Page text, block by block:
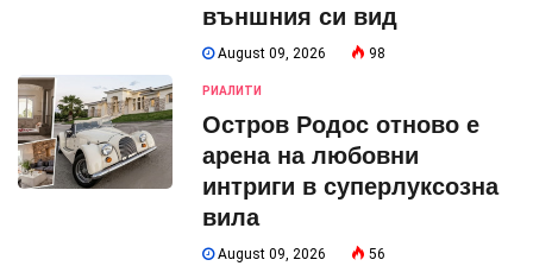
външния си вид
August 09, 2026 98
РИАЛИТИ
Остров Родос отново е
арена на любовни
интриги в суперлуксозна
вила
August 09, 2026 56